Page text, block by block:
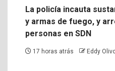
La policía incauta
y armas de fuego, y
personas en SDN
17 horas atrás Eddy